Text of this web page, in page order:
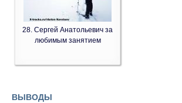
28. Сергей Анатольевич за
любимым занятием
ВЫВОДЫ